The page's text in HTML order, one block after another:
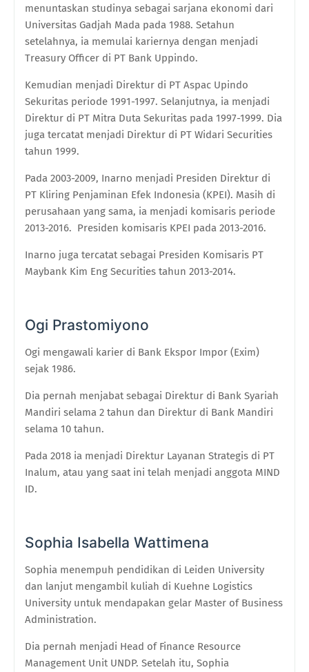
menuntaskan studinya sebagai sarjana ekonomi dari
Universitas Gadjah Mada pada 1988. Setahun
setelahnya, ia memulai kariernya dengan menjadi
Treasury Officer di PT Bank Uppindo.
Kemudian menjadi Direktur di PT Aspac Upindo
Sekuritas periode 1991-1997. Selanjutnya, ia menjadi
Direktur di PT Mitra Duta Sekuritas pada 1997-1999. Dia
juga tercatat menjadi Direktur di PT Widari Securities
tahun 1999.
Pada 2003-2009, Inarno menjadi Presiden Direktur di
PT Kliring Penjaminan Efek Indonesia (KPEI). Masih di
perusahaan yang sama, ia menjadi komisaris periode
2013-2016. Presiden komisaris KPEI pada 2013-2016.
Inarno juga tercatat sebagai Presiden Komisaris PT
Maybank Kim Eng Securities tahun 2013-2014.
Ogi Prastomiyono
Ogi mengawali karier di Bank Ekspor Impor (Exim)
sejak 1986.
Dia pernah menjabat sebagai Direktur di Bank Syariah
Mandiri selama 2 tahun dan Direktur di Bank Mandiri
selama 10 tahun.
Pada 2018 ia menjadi Direktur Layanan Strategis di PT
Inalum, atau yang saat ini telah menjadi anggota MIND
ID.
Sophia Isabella Wattimena
Sophia menempuh pendidikan di Leiden University
dan lanjut mengambil kuliah di Kuehne Logistics
University untuk mendapakan gelar Master of Business
Administration.
Dia pernah menjadi Head of Finance Resource
Management Unit UNDP. Setelah itu, Sophia